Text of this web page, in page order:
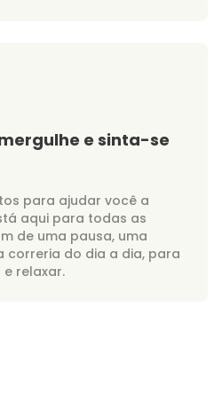
e sinta-se
para ajudar você a
aqui para todas as
de uma pausa, uma
correria do dia a dia, para
relaxar.